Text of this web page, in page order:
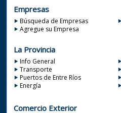
Empresas
Búsqueda de Empresas
Agregue su Empresa
La Provincia
Info General
Transporte
Puertos de Entre Ríos
Energía
Comercio Exterior